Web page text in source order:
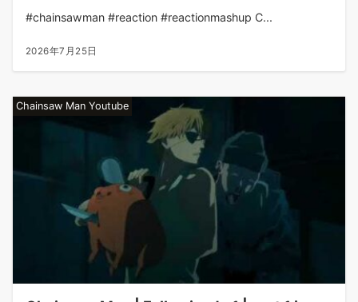
#chainsawman #reaction #reactionmashup C...
2026年7月25日
Chainsaw Man Youtube